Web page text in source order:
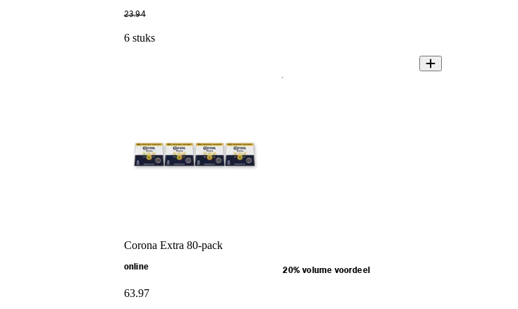
23.94
6 stuks
Corona Extra 80-pack
online 20% volume voordeel
63.97